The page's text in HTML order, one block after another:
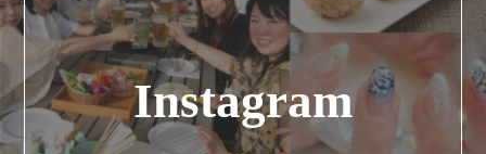
Instagram